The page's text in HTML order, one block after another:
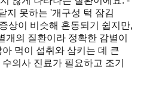
지 못하는 '개구성 턱 잠김
상이 비슷해 혼동되기 쉽지만,
개의 질환이라 정확한 감별이
먹이 섭취와 삼키는 데 큰
의사 진료가 필요하고 조기